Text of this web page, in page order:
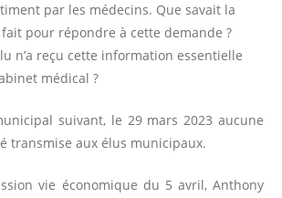
par les médecins. Que savait la
fait pour répondre à cette demande ?
n’a reçu cette information essentielle
médical ?
suivant, le 29 mars 2023 aucune
transmise aux élus municipaux.
vie économique du 5 avril, Anthony